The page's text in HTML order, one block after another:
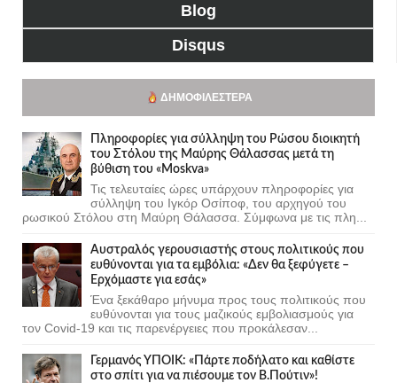
Blog
Disqus
ΔΗΜΟΦΙΛΈΣΤΕΡΑ
Πληροφορίες για σύλληψη του Ρώσου διοικητή
του Στόλου της Mαύρης Θάλασσας μετά τη
βύθιση του «Moskva»
Τις τελευταίες ώρες υπάρχουν πληροφορίες για
σύλληψη του Ιγκόρ Οσίποφ, του αρχηγού του
ρωσικού Στόλου στη Μαύρη Θάλασσα. Σύμφωνα με τις πλη...
Αυστραλός γερουσιαστής στους πολιτικούς που
ευθύνονται για τα εμβόλια: «Δεν θα ξεφύγετε –
Ερχόμαστε για εσάς»
Ένα ξεκάθαρο μήνυμα προς τους πολιτικούς που
ευθύνονται για τους μαζικούς εμβολιασμούς για
τον Covid-19 και τις παρενέργειες που προκάλεσαν...
Γερμανός ΥΠΟΙΚ: «Πάρτε ποδήλατο και καθίστε
στο σπίτι για να πιέσουμε τον Β.Πούτιν»!